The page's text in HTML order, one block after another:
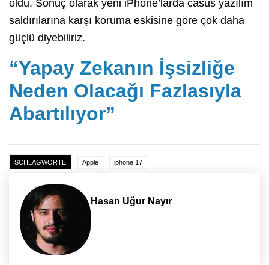
oldu. Sonuç olarak yeni iPhone’larda casus yazılım
saldırılarına karşı koruma eskisine göre çok daha
güçlü diyebiliriz.
“Yapay Zekanın İşsizliğe
Neden Olacağı Fazlasıyla
Abartılıyor”
SCHLAGWORTE Apple iphone 17
Hasan Uğur Nayır